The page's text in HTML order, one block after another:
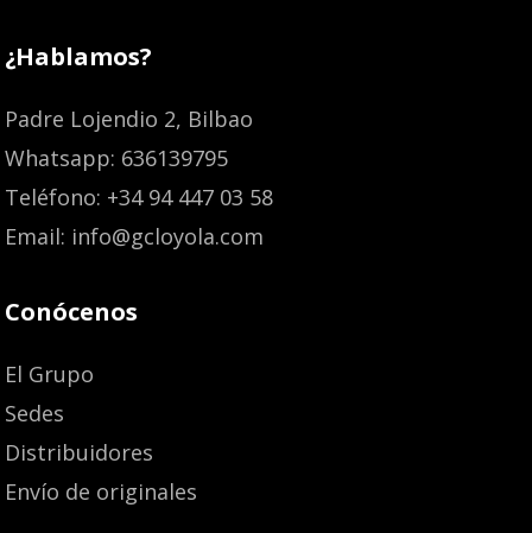
¿Hablamos?
Padre Lojendio 2, Bilbao
Whatsapp: 636139795
Teléfono: +34 94 447 03 58
Email: info@gcloyola.com
Conócenos
El Grupo
Sedes
Distribuidores
Envío de originales